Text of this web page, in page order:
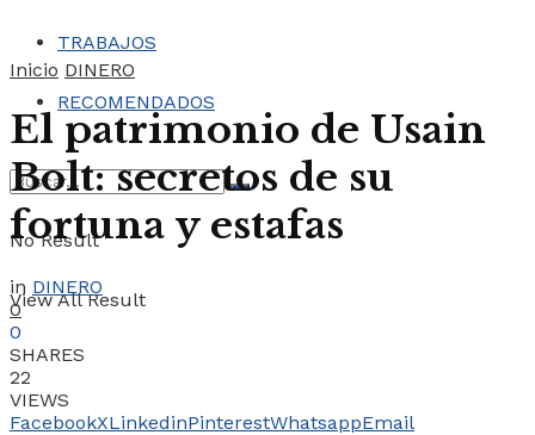
TRABAJOS
RECOMENDADOS
No Result
View All Result
Inicio DINERO
El patrimonio de Usain
Bolt: secretos de su
fortuna y estafas
in DINERO
0
0
SHARES
22
VIEWS
FacebookXLinkedinPinterestWhatsappEmail